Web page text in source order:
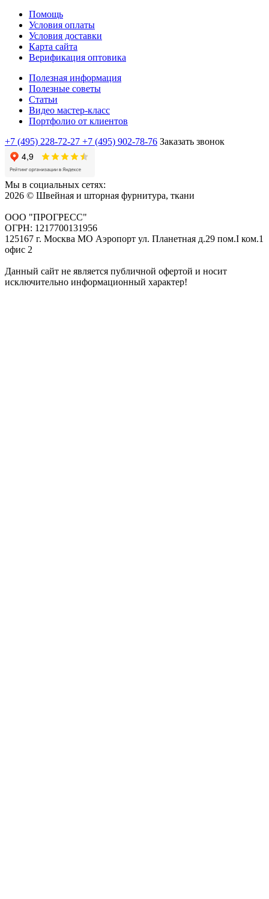
Помощь
Условия оплаты
Условия доставки
Карта сайта
Верификация оптовика
Полезная информация
Полезные советы
Статьи
Видео мастер-класс
Портфолио от клиентов
+7 (495) 228-72-27 +7 (495) 902-78-76 Заказать звонок
Мы в социальных сетях:
2026 © Швейная и шторная фурнитура, ткани
ООО "ПРОГРЕСС"
ОГРН: 1217700131956
125167 г. Москва МО Аэропорт ул. Планетная д.29 пом.I ком.1
офис 2
Данный сайт не является публичной офертой и носит
исключительно информационный характер!